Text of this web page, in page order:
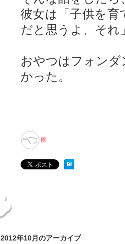
彼女は「子供を
だと思うよ、それ
おやつはフォン
かった。
雨
2012年10月のアーカイブ